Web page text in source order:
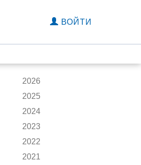
ВОЙТИ
2026
2025
2024
2023
2022
2021